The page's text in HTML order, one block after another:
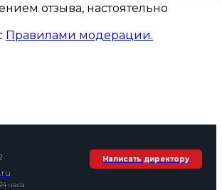
отзыва, настоятельно
Правилами модерации.
часа
Написать директору